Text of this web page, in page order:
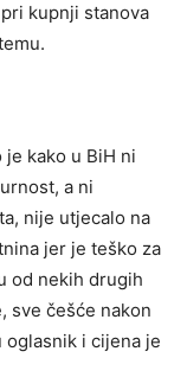
kupnji stanova
kako u BiH ni
a ni
nije utjecalo na
jer je teško za
od nekih drugih
sve češće nakon
i cijena je